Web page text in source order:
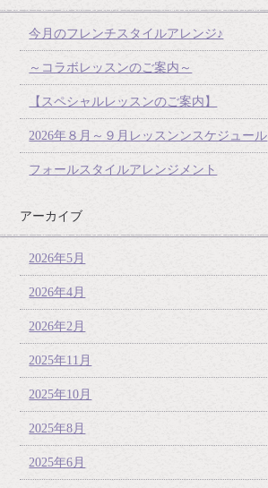
今月のフレンチスタイルアレンジ♪
～コラボレッスンのご案内～
【スペシャルレッスンのご案内】
2026年８月～９月レッスンンスケジュール
フォールスタイルアレンジメント
アーカイブ
2026年5月
2026年4月
2026年2月
2025年11月
2025年10月
2025年8月
2025年6月